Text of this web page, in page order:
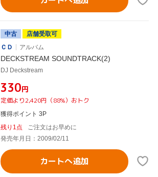
中古
店舗受取可
ＣＤ
アルバム
DECKSTREAM SOUNDTRACK(2)
DJ Deckstream
¥330円
定価より2,420円（88%）おトク
獲得ポイント 3P
残り1点
ご注文はお早めに
発売年月日：2009/02/11
カートへ追加